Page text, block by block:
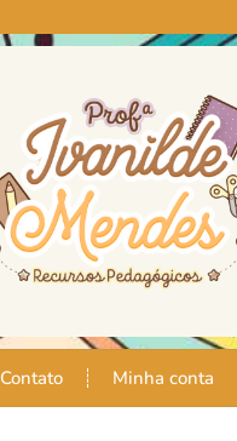
Contato Minha conta